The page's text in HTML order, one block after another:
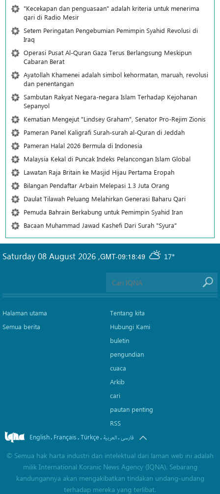
"Kecekapan dan penguasaan" adalah kriteria untuk menerima
qari di Radio Mesir
Setem Peringatan Pengebumian Pemimpin Syahid Revolusi di
Iraq
Operasi Pusat Al-Quran Gaza Terus Berlangsung Meskipun
Cabaran Berat
Ayatollah Khamenei adalah simbol kehormatan, maruah, revolusi
dan penentangan
Sambutan Rakyat Negara-negara Islam Terhadap Kejohanan
Sepanyol
Kematian Mengejut "Lindsey Graham", Senator Pro-Rejim Zionis
Pameran Panel Kaligrafi Surah-surah al-Quran di Jeddah
Pameran Halal 2026 Bermula di Indonesia
Malaysia Kekal di Puncak Indeks Pelancongan Islam Global
Lawatan Raja Britain ke Masjid Hijau Pertama Eropah
Bilangan Pendaftar Arbain Melepasi 1.3 Juta Orang
Daulat Tilawah Peluang Melahirkan Generasi Baharu Qari
Pemuda Bahrain Berkabung untuk Pemimpin Syahid Iran
Bacaan Muhammad Jawad Kashefi Dari Surah "Syura"
GMT-09:18:49 17°
Saturday 08 August 2026 ,
Halaman utama
Semua berita
Tentang kita
Hubungi Kami
buletin
pengundian
cuaca
Arkib
cari
pautan penting
RSS
English. Français.Türkçe. العربیة.فارسی
© Semua hak harta industri dan intelektual dari laman web ini adalah
milik International Koranic News Agency (IQNA). Sebarang
kandungannya akan mengakibatkan tindakan undang-undang
terhadap mereka yang terlibat.